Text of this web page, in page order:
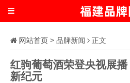
网站首页 > 品牌新闻 正文
红驹葡萄酒荣登央视展
新纪元